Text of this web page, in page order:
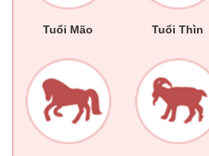
Tuổi Mão Tuổi Thìn